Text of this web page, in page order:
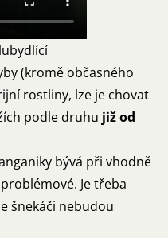
(kromě občasného
rostliny, lze je chovat
podle druhu již od
bývá při vhodně
Je třeba
šnekáči nebudou